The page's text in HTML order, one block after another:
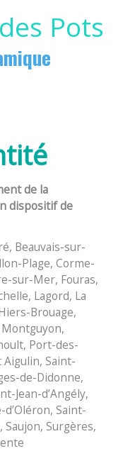
Pots
de la
dispositif de
Beauvais-sur-
Plage, Corme-
sur-Mer, Fouras,
Lagord, La
Brouage,
Port-des-
Aigulin, Saint-
de-Didonne,
Jean-d’Angély,
Saint-
Saujon, Surgères,